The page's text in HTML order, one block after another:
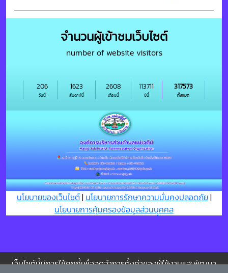
จำนวนผู้เข้าชมเว็บไซต์
number of website visitors
วันนี้
206
สัปดาห์นี้
1623
เดือนนี้
2608
ปีนี้
113711
ทั้งหมด
317573
นโยบายของเว็บไซต์| นโยบายการรักษาความมั่นคงปลอดภัย|
นโยบายการคุ้มครองข้อมูลส่วนบุุคคล
เว็บไซต์นี้มีการใช้คุกกี้เพื่อจดจำการตั้งค่าของผู้ใช้งานและพัฒนา